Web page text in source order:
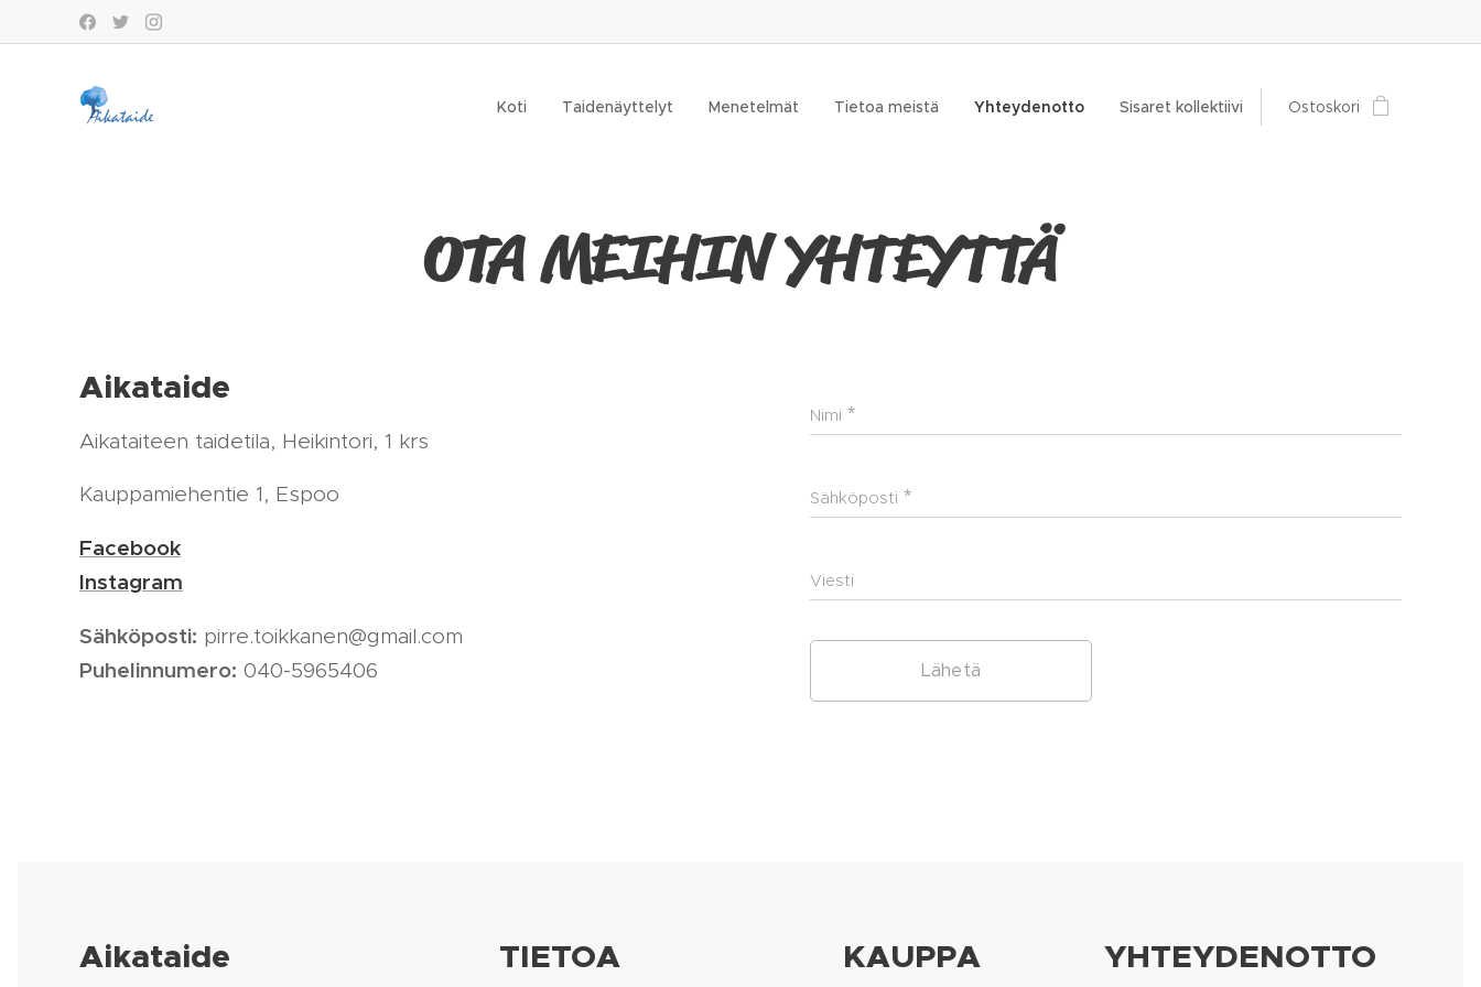
Koti Taidenäyttelyt Menetelmät Tietoa meistä Yhteydenotto Sisaret kollektiivi Ostoskori
OTA MEIHIN YHTEYTTÄ
Aikataide
Aikataiteen taidetila, Heikintori, 1 krs
Kauppamiehentie 1, Espoo
Facebook
Instagram
Sähköposti: pirre.toikkanen@gmail.com
Puhelinnumero: 040-5965406
Nimi
Sähköposti
Viesti
Lähetä
Aikataide TIETOA KAUPPA YHTEYDENOTTO